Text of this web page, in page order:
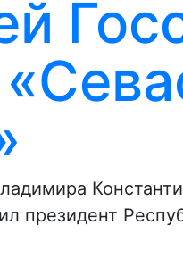
президент